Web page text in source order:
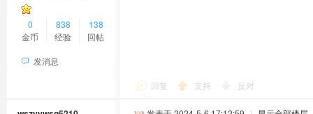
0
金币
838
经验
138
回帖
发消息
回复 支持 反对